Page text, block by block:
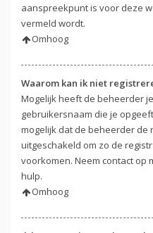
aanspreekpunt is voor deze
vermeld wordt.
Omhoog
Waarom kan ik niet
Mogelijk heeft de beheerder
gebruikersnaam die je
mogelijk dat de beheerder
uitgeschakeld om zo de
voorkomen. Neem contact
hulp.
Omhoog